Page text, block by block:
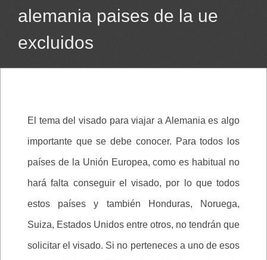
alemania paises de la ue
excluidos
El tema del visado para viajar a Alemania es algo
importante que se debe conocer. Para todos los
países de la Unión Europea, como es habitual no
hará falta conseguir el visado, por lo que todos
estos países y también Honduras, Noruega,
Suiza, Estados Unidos entre otros, no tendrán que
solicitar el visado. Si no perteneces a uno de esos